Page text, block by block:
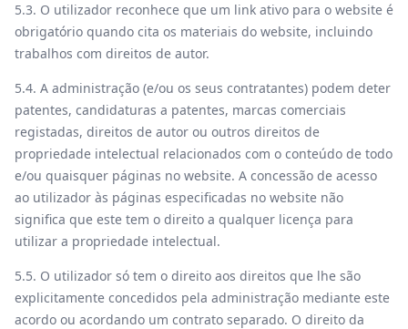
5.3. O utilizador reconhece que um link ativo para o website é
obrigatório quando cita os materiais do website, incluindo
trabalhos com direitos de autor.
5.4. A administração (e/ou os seus contratantes) podem deter
patentes, candidaturas a patentes, marcas comerciais
registadas, direitos de autor ou outros direitos de
propriedade intelectual relacionados com o conteúdo de todo
e/ou quaisquer páginas no website. A concessão de acesso
ao utilizador às páginas especificadas no website não
significa que este tem o direito a qualquer licença para
utilizar a propriedade intelectual.
5.5. O utilizador só tem o direito aos direitos que lhe são
explicitamente concedidos pela administração mediante este
acordo ou acordando um contrato separado. O direito da